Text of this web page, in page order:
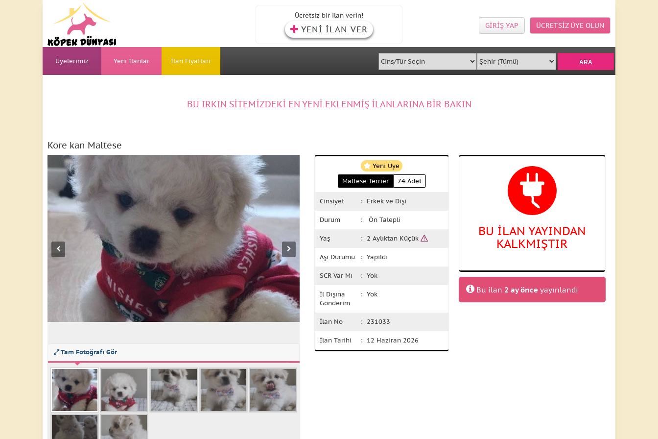
Ücretsiz bir ilan verin!
YENİ İLAN VER ÜCRETSİZ ÜYE OLUN
GİRİŞ YAP
Üyelerimiz Yeni İlanlar İlan Fiyatları
BU IRKIN SİTEMİZDEKİ EN YENİ EKLENMİŞ İLANLARINA BİR BAKIN
Kore kan Maltese
Tam Fotoğrafı Gör
Yeni Üye
Maltese Terrier
74 Adet
Cinsiyet : Erkek ve Dişi
Durum : Ön Talepli
Yaş : 2 Aylıktan Küçük
Aşı Durumu : Yapıldı
SCR Var Mı : Yok
İl Dışına
Gönderim
: Yok
İlan No : 231033
İlan Tarihi : 12 Haziran 2026
BU İLAN YAYINDAN
KALKMIŞTIR
Bu ilan 2 ay önce yayınlandı